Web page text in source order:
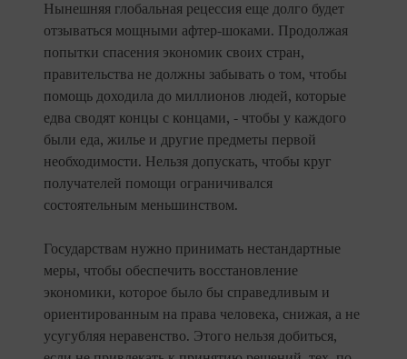
Нынешняя глобальная рецессия еще долго будет
отзываться мощными афтер-шоками. Продолжая
попытки спасения экономик своих стран,
правительства не должны забывать о том, чтобы
помощь доходила до миллионов людей, которые
едва сводят концы с концами, - чтобы у каждого
были еда, жилье и другие предметы первой
необходимости. Нельзя допускать, чтобы круг
получателей помощи ограничивался
состоятельным меньшинством.
Государствам нужно принимать нестандартные
меры, чтобы обеспечить восстановление
экономики, которое было бы справедливым и
ориентированным на права человека, снижая, а не
усугубляя неравенство. Этого нельзя добиться,